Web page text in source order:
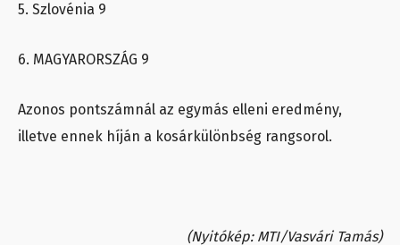
5. Szlovénia 9
6. MAGYARORSZÁG 9
Azonos pontszámnál az egymás elleni eredmény,
illetve ennek híján a kosárkülönbség rangsorol.
(Nyitókép: MTI/Vasvári Tamás)